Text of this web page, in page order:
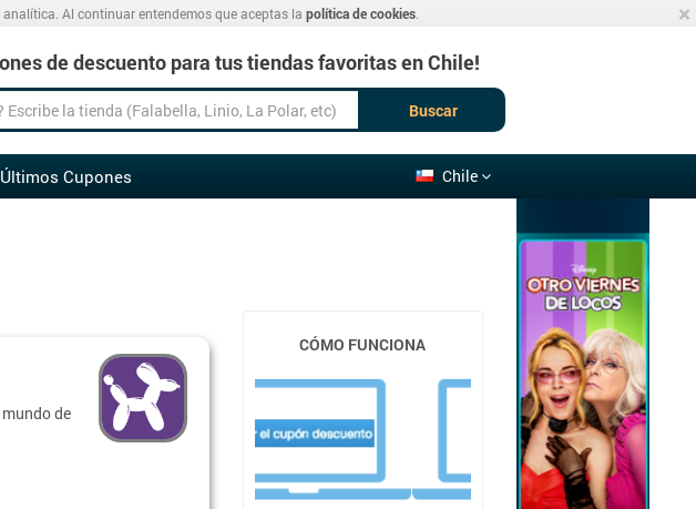
×
Al continuar entendemos que aceptas la política de cookies
de descuento para tus tiendas favoritas en Chile!
Buscar
Chile
Últimos Cupones
de
CÓMO FUNCIONA